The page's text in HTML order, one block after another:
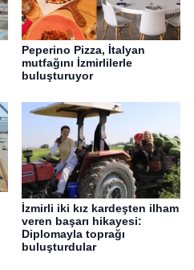
Peperino Pizza, İtalyan
mutfağını İzmirlilerle
buluşturuyor
İzmirli iki kız kardeşten ilham
veren başarı hikayesi:
Diplomayla toprağı
buluşturdular